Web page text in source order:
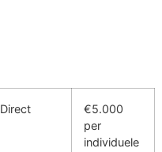
Direct
€5.000
per
individuele